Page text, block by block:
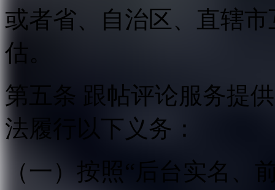
或者省、自治区、直辖
估。
第五条 跟帖评论服务提
法履行以下义务：
（一）按照“后台实名、